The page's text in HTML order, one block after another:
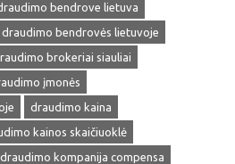
bendrove lietuva
draudimo bendrovės lietuvoje
brokeriai siauliai
įmonės
draudimo kaina
kainos skaičiuoklė
draudimo kompanija compensa